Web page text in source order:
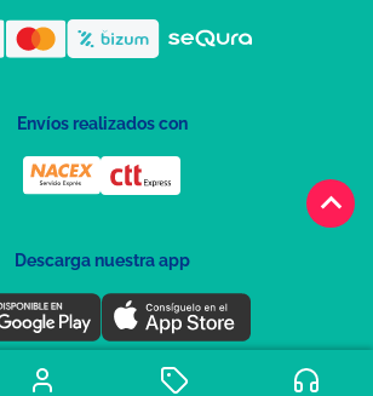
keyboard_arrow_up
Envíos realizados con
Descarga nuestra app